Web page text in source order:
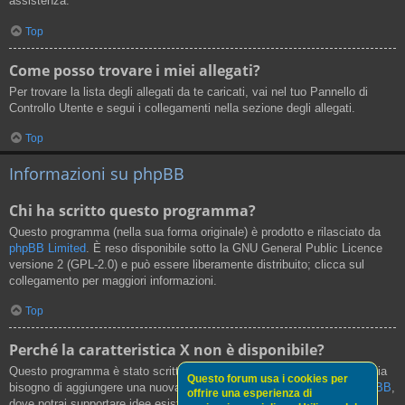
Top
Come posso trovare i miei allegati?
Per trovare la lista degli allegati da te caricati, vai nel tuo Pannello di
Controllo Utente e segui i collegamenti nella sezione degli allegati.
Top
Informazioni su phpBB
Chi ha scritto questo programma?
Questo programma (nella sua forma originale) è prodotto e rilasciato da
phpBB Limited . È reso disponibile sotto la GNU General Public Licence
versione 2 (GPL-2.0) e può essere liberamente distribuito; clicca sul
collegamento per maggiori informazioni.
Top
Perché la caratteristica X non è disponibile?
Questo programma è stato scritto da phpBB Limited. Se credi che ci sia
bisogno di aggiungere una nuova funzionalità, visita ilCentro Idee phpBB,
Questo forum usa i cookies per
offrire una esperienza di